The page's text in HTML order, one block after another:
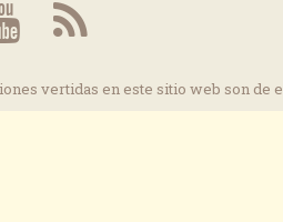
vertidas en este sitio web son de